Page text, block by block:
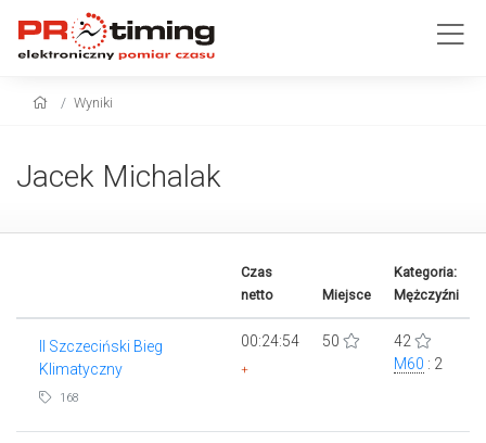
Wyniki
Jacek Michalak
Czas
netto
Miejsce
Kategoria:
Mężczyźni
II Szczeciński Bieg
Klimatyczny
168
00:24:54
+
50
42
M60 : 2